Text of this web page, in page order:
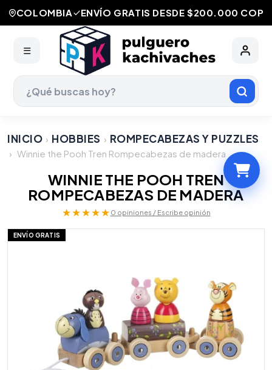
COLOMBIA ENVÍO GRATIS DESDE $200.000 COP
☰
INICIO › HOBBIES › ROMPECABEZAS Y PUZZLES
› Winnie the Pooh Tren Rompecabezas de madera
WINNIE THE POOH TREN
ROMPECABEZAS DE MADERA
★★★★★ 0 opiniones / Escribe opinión
ENVÍO GRATIS